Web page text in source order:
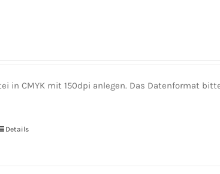
in CMYK mit 150dpi anlegen. Das Datenformat
Details